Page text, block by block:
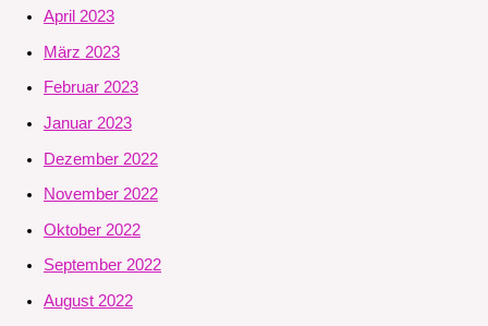
April 2023
März 2023
Februar 2023
Januar 2023
Dezember 2022
November 2022
Oktober 2022
September 2022
August 2022